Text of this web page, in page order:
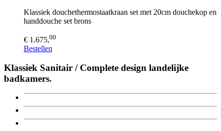
Klassiek douchethermostaatkraan set met 20cm douchekop en
handdouche set brons
€ 1.675,00
Bestellen
Klassiek Sanitair / Complete design landelijke
badkamers.